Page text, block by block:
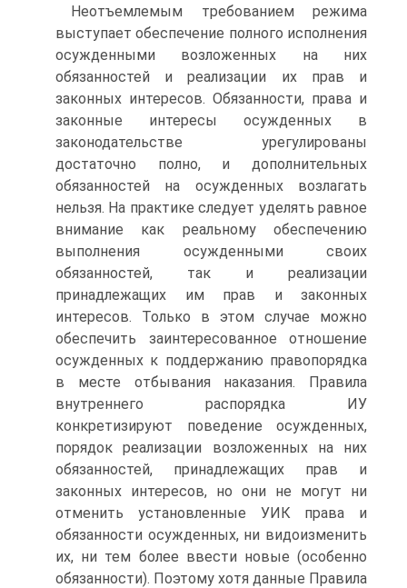
Неотъемлемым требованием режима
выступает обеспечение полного исполнения
осужденными возложенных на них
обязанностей и реализации их прав и
законных интересов. Обязанности, права и
законные интересы осужденных в
законодательстве урегулированы
достаточно полно, и дополнительных
обязанностей на осужденных возлагать
нельзя. На практике следует уделять равное
внимание как реальному обеспечению
выполнения осужденными своих
обязанностей, так и реализации
принадлежащих им прав и законных
интересов. Только в этом случае можно
обеспечить заинтересованное отношение
осужденных к поддержанию правопорядка
в месте отбывания наказания. Правила
внутреннего распорядка ИУ
конкретизируют поведение осужденных,
порядок реализации возложенных на них
обязанностей, принадлежащих прав и
законных интересов, но они не могут ни
отменить установленные УИК права и
обязанности осужденных, ни видоизменить
их, ни тем более ввести новые (особенно
обязанности). Поэтому хотя данные Правила